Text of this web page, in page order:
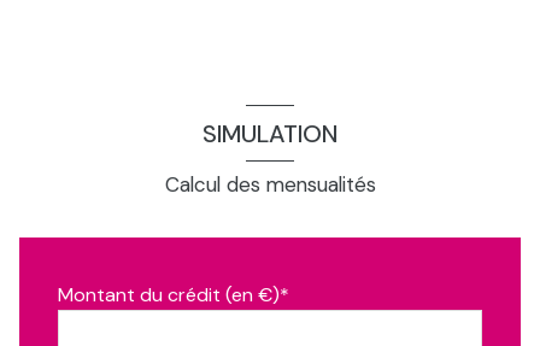
SIMULATION
Calcul des mensualités
Montant du crédit (en €)*